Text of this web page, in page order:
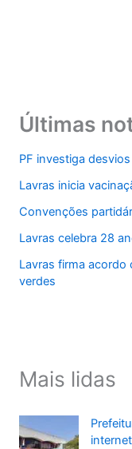
Últimas
PF investiga
Lavras inicia
Convenções
Lavras celebra 28
Lavras firma acordo
verdes
Mais lidas